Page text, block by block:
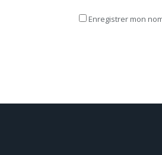
Enregistrer mon